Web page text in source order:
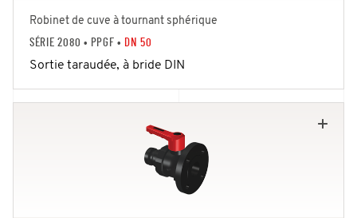
Robinet de cuve à tournant sphérique
SÉRIE 2080 • PPGF • DN 50
Sortie taraudée, à bride DIN